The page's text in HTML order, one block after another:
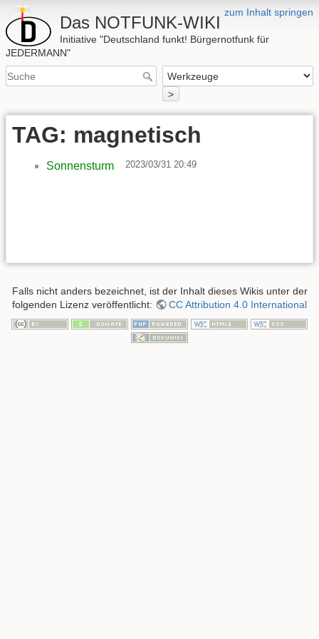
zum Inhalt springen
Das NOTFUNK-WIKI
Initiative "Deutschland funkt! Bürgernotfunk für
JEDERMANN"
>
TAG: magnetisch
Sonnensturm 2023/03/31 20:49
Falls nicht anders bezeichnet, ist der Inhalt dieses Wikis unter der
folgenden Lizenz veröffentlicht:
CC Attribution 4.0 International